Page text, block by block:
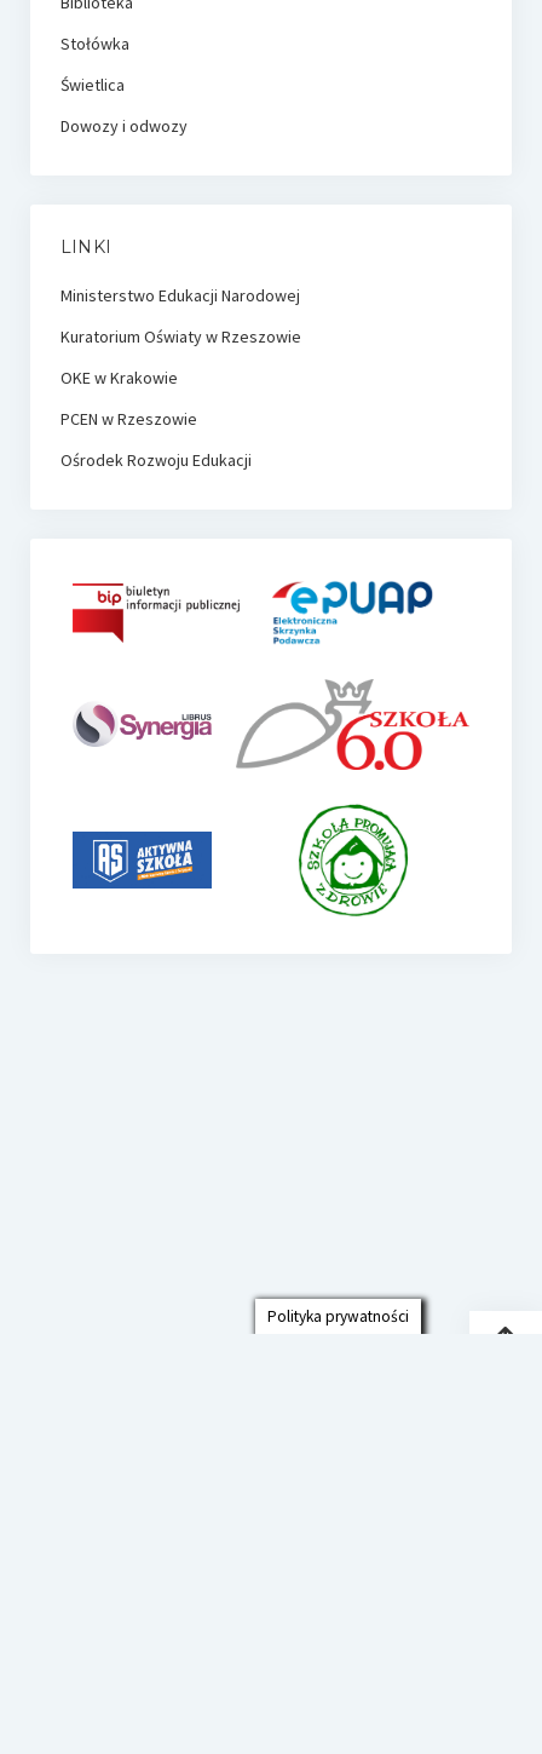
Stołówka
Świetlica
Dowozy i odwozy
LINKI
Ministerstwo Edukacji Narodowej
Kuratorium Oświaty w Rzeszowie
OKE w Krakowie
PCEN w Rzeszowie
Ośrodek Rozwoju Edukacji
Polityka prywatności